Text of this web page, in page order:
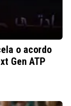
o acordo
Gen ATP